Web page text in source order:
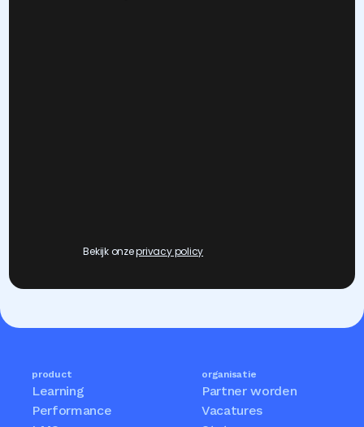
Bekijk onze privacy policy
product
Learning
Performance
organisatie
Partner worden
Vacatures